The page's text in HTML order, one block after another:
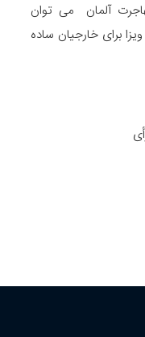
آلمان می توان
برای خارجیان ساده